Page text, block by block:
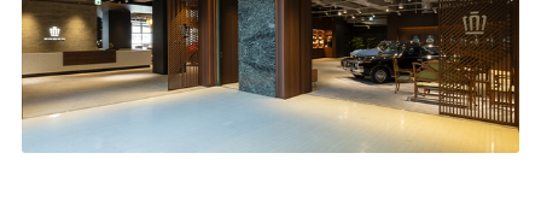
バリアフリー/多目的ト
イレ
自動洗車機
ベビーシート（おむつ交
換用シート）